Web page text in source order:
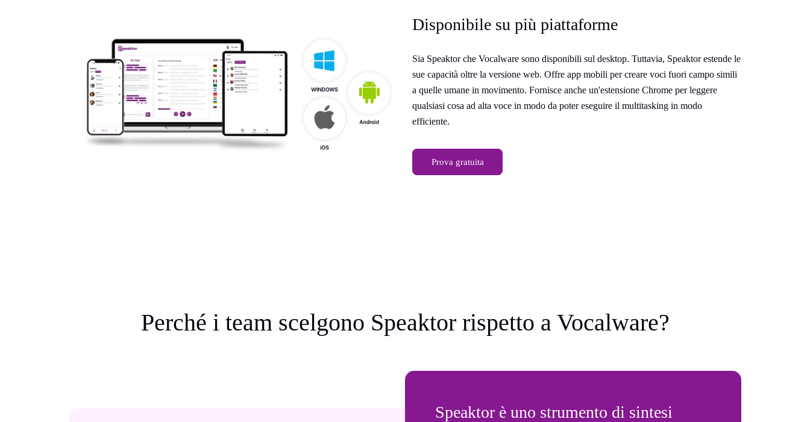
Disponibile su più piattaforme
Sia Speaktor che Vocalware sono disponibili sul desktop. Tuttavia, Speaktor estende le
sue capacità oltre la versione web. Offre app mobili per creare voci fuori campo simili
a quelle umane in movimento. Fornisce anche un'estensione Chrome per leggere
qualsiasi cosa ad alta voce in modo da poter eseguire il multitasking in modo
efficiente.
Prova gratuita
Perché i team scelgono Speaktor rispetto a Vocalware?
Speaktor è uno strumento di sintesi